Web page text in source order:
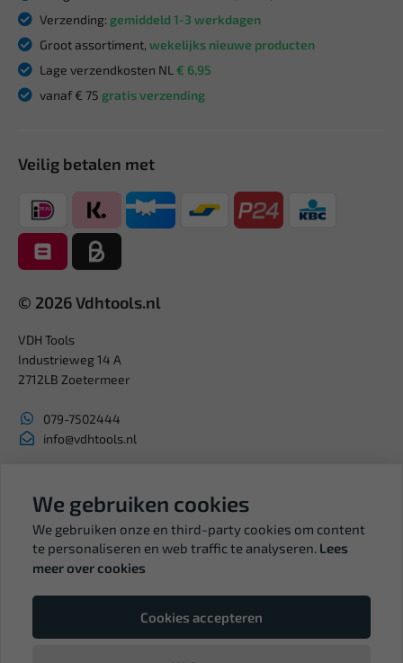
Verzending: gemiddeld 1-3 werkdagen
Groot assortiment, wekelijks nieuwe producten
Lage verzendkosten NL € 6,95
vanaf € 75 gratis verzending
Veilig betalen met
© 2026 Vdhtools.nl
VDH Tools
Industrieweg 14 A
2712LB Zoetermeer
079-7502444
info@vdhtools.nl
BTW: NL819958657B01
We gebruiken cookies
We gebruiken onze en third-party cookies om content
te personaliseren en web traffic te analyseren. Lees
meer over cookies
Cookies accepteren